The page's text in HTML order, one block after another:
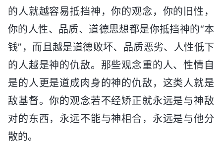
的人就越容易抵挡神，你的观念，你的旧性，
你的人性、品质、道德思想都是你抵挡神的“本
钱”，而且越是道德败坏、品质恶劣、人性低下
的人越是神的仇敌。那些观念重的人、性情自
是的人更是道成肉身的神的仇敌，这类人就是
敌基督。你的观念若不经矫正就永远是与神敌
对的东西，永远不能与神相合，永远是与他分
散的。